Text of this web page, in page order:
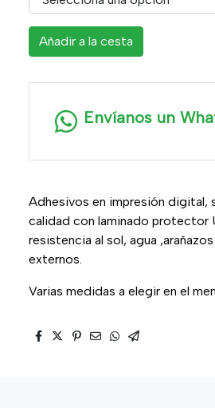
Añadir a la cesta
Envíanos un
Adhesivos en impresión digital,
calidad con laminado protector
resistencia al sol, agua
externos.
Varias medidas a elegir en el